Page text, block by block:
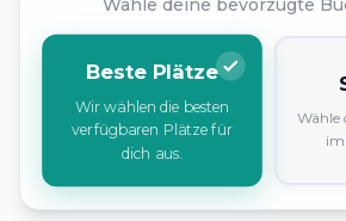
Wähle deine bevorzugte
Beste Plätze
Wir wählen die besten
verfügbaren Plätze für
dich aus.
Wähle
im